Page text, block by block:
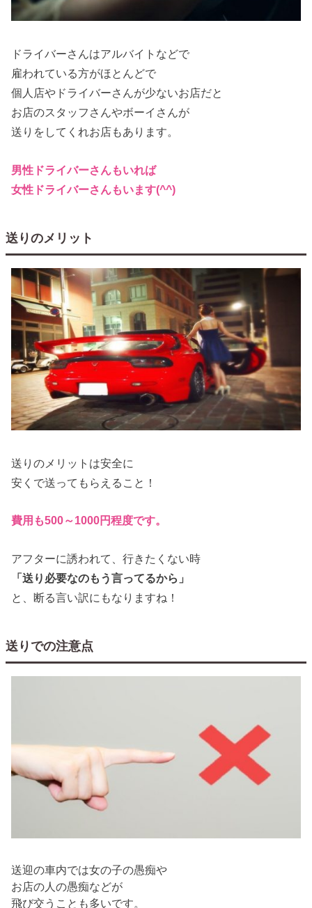
ドライバーさんはアルバイトなどで
雇われている方がほとんどで
個人店やドライバーさんが少ないお店だと
お店のスタッフさんやボーイさんが
送りをしてくれお店もあります。
男性ドライバーさんもいれば
女性ドライバーさんもいます(^^)
送りのメリット
送りのメリットは安全に
安くで送ってもらえること！
費用も500～1000円程度です。
アフターに誘われて、行きたくない時
「送り必要なのもう言ってるから」
と、断る言い訳にもなりますね！
送りでの注意点
送迎の車内では女の子の愚痴や
お店の人の愚痴などが
飛び交うことも多いです。